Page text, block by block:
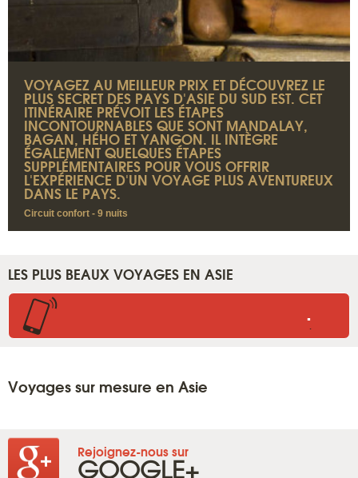
VOYAGEZ AU MEILLEUR PRIX ET DÉCOUVREZ LE
PLUS SECRET DES PAYS D'ASIE DU SUD EST. CET
ITINÉRAIRE PRÉVOIT LES ÉTAPES
INCONTOURNABLES QUE SONT MANDALAY,
BAGAN, HÉHO ET YANGON. IL INTÈGRE
ÉGALEMENT QUELQUES ÉTAPES
SUPPLÉMENTAIRES POUR VOUS OFFRIR
L'EXPÉRIENCE D'UN VOYAGE PLUS AVENTUREUX
DANS LE PAYS.
Circuit confort - 9 nuits
LES PLUS BEAUX VOYAGES EN ASIE
..
Voyages sur mesure en Asie
Rejoignez-nous sur
GOOGLE+